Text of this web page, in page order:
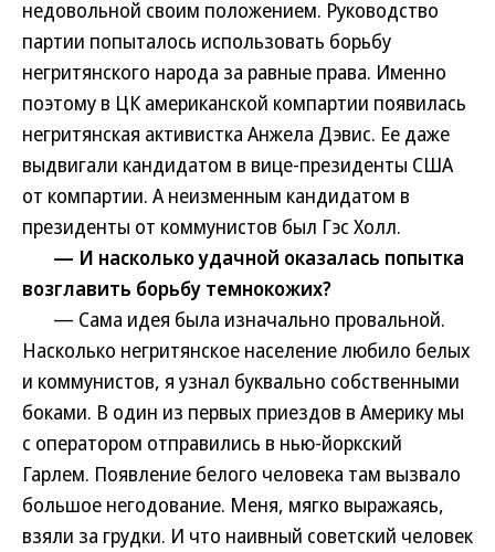
недовольной своим положением. Руководство
партии попыталось использовать борьбу
негритянского народа за равные права. Именно
поэтому в ЦК американской компартии появилась
негритянская активистка Анжела Дэвис. Ее даже
выдвигали кандидатом в вице-президенты США
от компартии. А неизменным кандидатом в
президенты от коммунистов был Гэс Холл.
— И насколько удачной оказалась попытка
возглавить борьбу темнокожих?
— Сама идея была изначально провальной.
Насколько негритянское население любило белых
и коммунистов, я узнал буквально собственными
боками. В один из первых приездов в Америку мы
с оператором отправились в нью-йоркский
Гарлем. Появление белого человека там вызвало
большое негодование. Меня, мягко выражаясь,
взяли за грудки. И что наивный советский человек